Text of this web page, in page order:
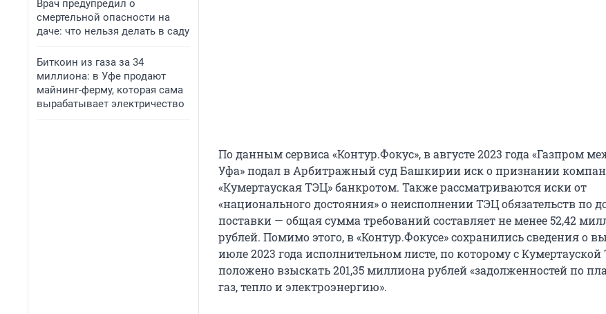
Врач предупредил о
смертельной опасности на
даче: что нельзя делать в саду
Биткоин из газа за 34
миллиона: в Уфе продают
майнинг-ферму, которая сама
вырабатывает электричество
По данным сервиса «Контур.Фокус», в августе 2023 года «Газпром
Уфа» подал в Арбитражный суд Башкирии иск о признании
«Кумертауская ТЭЦ» банкротом. Также рассматриваются иски от
«национального достояния» о неисполнении ТЭЦ обязательств по
поставки — общая сумма требований составляет не менее 52,42
рублей. Помимо этого, в «Контур.Фокусе» сохранились сведения о
июле 2023 года исполнительном листе, по которому с
положено взыскать 201,35 миллиона рублей «задолженностей по
газ, тепло и электроэнергию».